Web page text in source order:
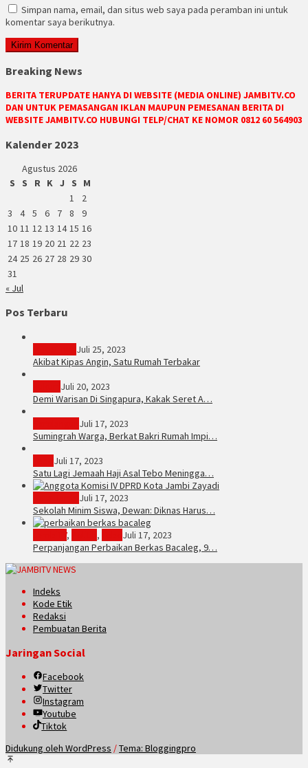
Simpan nama, email, dan situs web saya pada peramban ini untuk
komentar saya berikutnya.
Breaking News
BERITA TERUPDATE HANYA DI WEBSITE (MEDIA ONLINE) JAMBITV.CO
DAN UNTUK PEMASANGAN IKLAN MAUPUN PEMESANAN BERITA DI
WEBSITE JAMBITV.CO HUBUNGI TELP/CHAT KE NOMOR 0812 60 564903
Kalender 2023
Agustus 2026
S
S R K J S
M
1
2
3
4 5 6 7 8
9
10 11 12 13 14 15 16
17 18 19 20 21 22 23
24 25 26 27 28 29 30
31
« Jul
Pos Terbaru
Juli 25, 2023
Akibat Kipas Angin, Satu Rumah Terbakar
Juli 20, 2023
Demi Warisan Di Singapura, Kakak Seret A…
Juli 17, 2023
Sumingrah Warga, Berkat Bakri Rumah Impi…
Juli 17, 2023
Satu Lagi Jemaah Haji Asal Tebo Meningga…
Juli 17, 2023
Sekolah Minim Siswa, Dewan: Diknas Harus…
, ,
Juli 17, 2023
Perpanjangan Perbaikan Berkas Bacaleg, 9…
Indeks
Kode Etik
Redaksi
Pembuatan Berita
Jaringan Social
Facebook
Twitter
Instagram
Youtube
Tiktok
Didukung oleh WordPress /Tema: Bloggingpro